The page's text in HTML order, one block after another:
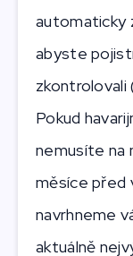
automaticky
abyste
zkontrolovali
Pokud
nemusíte na
měsíce před
navrhneme
aktuálně